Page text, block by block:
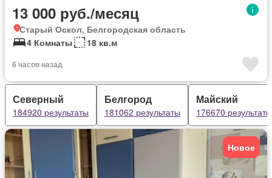
13 000 руб./месяц
Старый Оскол, Белгородская область
4 Комнаты
18 кв.м
6 часов назад
Северный
184920 результаты
Белгород
181062 результаты
Майский
176670 результаты
Новое